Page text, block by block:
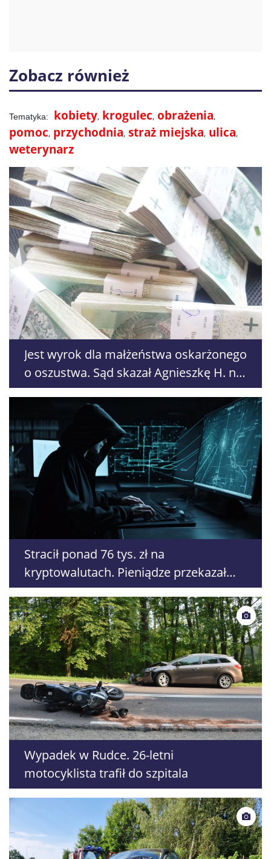
Zobacz również
kobiety krogulec obrażenia
pomoc przychodnia straż miejska ulica
weterynarz
Jest wyrok dla małżeństwa oskarżonego
o oszustwa. Sąd skazał Agnieszkę H. na
6 lat więzienia
Stracił ponad 76 tys. zł na
kryptowalutach. Pieniądze przekazał
fałszywemu „kurierowi”
Wypadek w Rudce. 26-letni
motocyklista trafił do szpitala